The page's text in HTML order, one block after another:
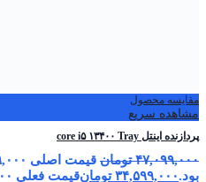
مقایسه محصول
مشاهده سریع
پردازنده اینتل core i۵ ۱۳۴۰۰ Tray
۴۷,۰۹۹,۰۰۰ تومان
بود.۳۴,۵۹۹,۰۰۰ تومانقیمت فعلی ۳۴,۵۹۹,۰۰۰ تومان است.